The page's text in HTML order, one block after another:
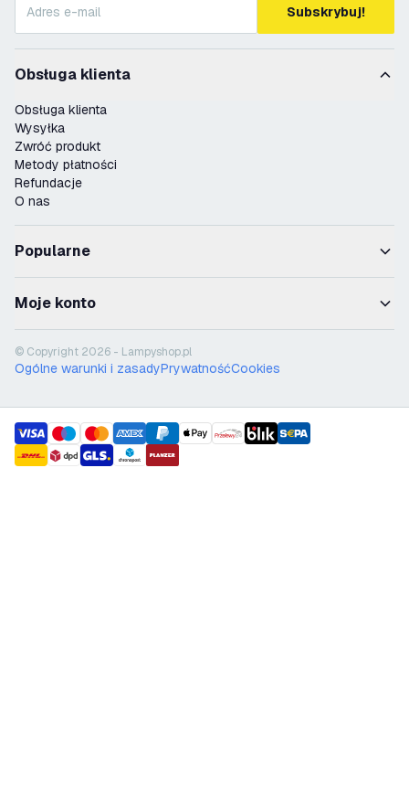
Subskrybuj!
Obsługa klienta
Obsługa klienta
Wysyłka
Zwróć produkt
Metody płatności
Refundacje
O nas
Popularne
Moje konto
© Copyright 2026 - Lampyshop.pl
Ogólne warunki i zasadyPrywatnośćCookies
payment methods
shipment methods